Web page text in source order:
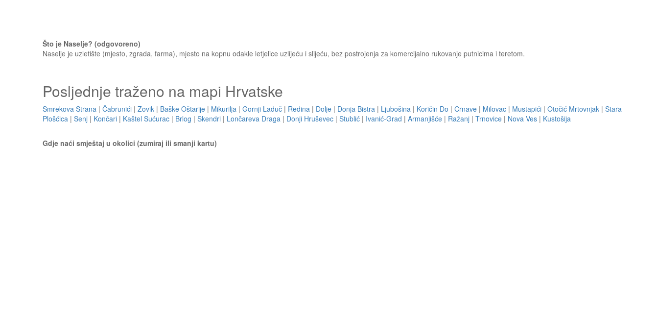
Što je Naselje? (odgovoreno)
Naselje je uzletište (mjesto, zgrada, farma), mjesto na kopnu odakle letjelice uzlijeću i slijeću, bez postrojenja za komercijalno rukovanje putnicima i teretom.
Posljednje traženo na mapi Hrvatske
Smrekova Strana | Čabrunići | Zovik | Baške Oštarije | Mikurilja | Gornji Laduč | Redina | Dolje | Donja Bistra | Ljubošina | Koričin Do | Crnave | Milovac | Mustapići | Otočić Mrtovnjak | Stara
Plošćica | Senj | Končari | Kaštel Sućurac | Brlog | Skendri | Lončareva Draga | Donji Hruševec | Stublić | Ivanić-Grad | Armanjišće | Ražanj | Trnovice | Nova Ves | Kustošija
Gdje naći smještaj u okolici (zumiraj ili smanji kartu)